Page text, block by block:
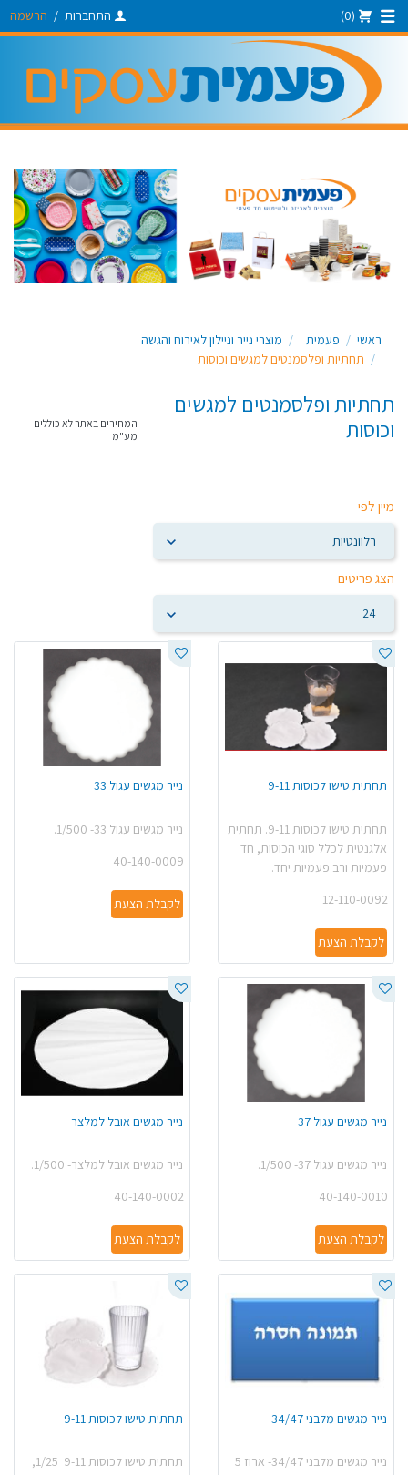
(0) התחברות / הרשמה
ראשי פעמית
מוצרי נייר וניילון לאירוח והגשה
תחתיות ופלסמנטים למגשים וכוסות
תחתיות ופלסמנטים למגשים
וכוסות
המחירים באתר לא כוללים
מע"מ
מיין לפי
הצג פריטים
תחתית טישו לכוסות 9-11
תחתית טישו לכוסות 9-11. תחתית
אלגנטית לכלל סוגי הכוסות, חד
פעמיות ורב פעמיות יחד.
12-110-0092
לקבלת הצעת
נייר מגשים עגול 33
נייר מגשים עגול 33- 1/500.
40-140-0009
לקבלת הצעת
נייר מגשים עגול 37
נייר מגשים עגול 37- 1/500.
40-140-0010
לקבלת הצעת
נייר מגשים אובל למלצר
נייר מגשים אובל למלצר- 1/500.
40-140-0002
לקבלת הצעת
נייר מגשים מלבני 34/47
נייר מגשים מלבני 34/47- ארוז 5
תחתית טישו לכוסות 9-11
תחתית טישו לכוסות 9-11 1/25,